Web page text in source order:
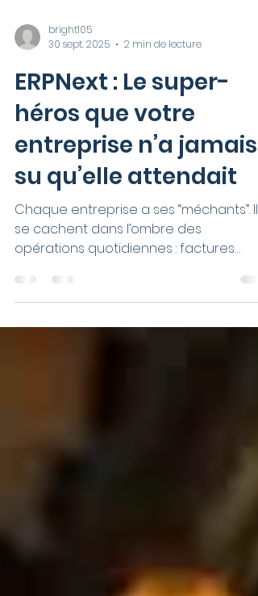
bright105
30 sept. 2025
2 min de lecture
ERPNext : Le super-
héros que votre
entreprise n’a jamais
su qu’elle attendait
Chaque entreprise a ses “méchants”. Ils
perdues, comptes non équilibrés,...